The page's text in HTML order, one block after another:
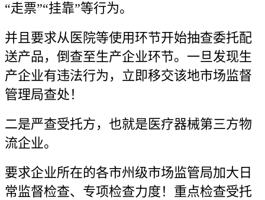
“走票”“挂靠”等行为。
并且要求从医院等使用环节开始抽查委托配
送产品，倒查至生产企业环节。一旦发现生
产企业有违法行为，立即移交该地市场监督
管理局查处！
二是严查受托方，也就是医疗器械第三方物
流企业。
要求企业所在的各市州级市场监管局加大日
常监督检查、专项检查力度！重点检查受托